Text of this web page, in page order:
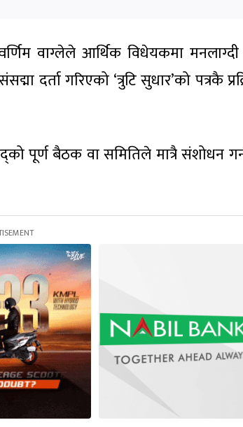
वाग्लेले आर्थिक विधेयकमा
दर्ता गरिएको ‘त्रुटि सुधार’को पत्रकै
पूर्ण बैठक वा समितिले मात्रै संशोधन